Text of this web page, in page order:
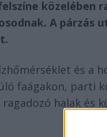
közelében
A párzás
és a
faágakon, parti
ragadozó halak és